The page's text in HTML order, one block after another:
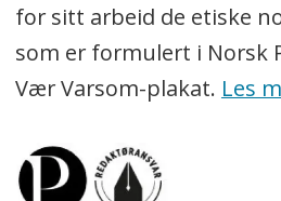
for sitt arbeid de etiske
som er formulert i Norsk
Vær Varsom-plakat. Les